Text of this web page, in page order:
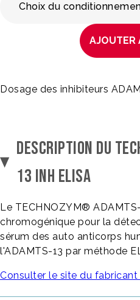
Choix du
AJOUTER
Dosage des inhibiteurs
DESCRIPTION DU
13 INH ELISA
Le TECHNOZYM®
chromogénique pour la
sérum des auto anticorps
l'ADAMTS-13 par méthode
Consulter le site du fabricant